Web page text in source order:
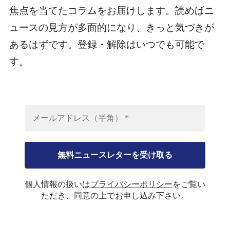
焦点を当てたコラムをお届けします。読めばニ
ュースの見方が多面的になり、きっと気づきが
あるはずです。登録・解除はいつでも可能で
す。
個人情報の扱いはプライバシーポリシーをご覧い
ただき、同意の上でお申し込み下さい。